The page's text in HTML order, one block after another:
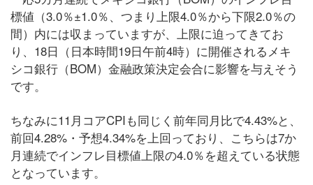
標値（3.0％±1.0％、つまり上限4.0％から下限2.0％の
間）内には収まっていますが、上限に迫ってきてお
り、18日（日本時間19日午前4時）に開催されるメキ
シコ銀行（BOM）金融政策決定会合に影響を与えそう
です。
ちなみに11月コアCPIも同じく前年同月比で4.43%と、
前回4.28%・予想4.34%を上回っており、こちらは7か
月連続でインフレ目標値上限の4.0％を超えている状態
となっています。